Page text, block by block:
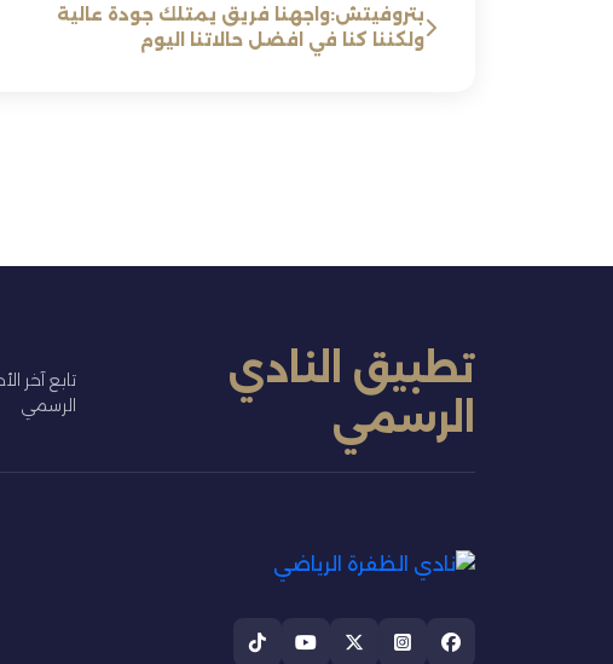
بتروفيتش:واجهنا فريق يمتلك جودة عالية
ولكننا كنا في افضل حالاتنا اليوم
تطبيق النادي
الرسمي
تابع آخر
الرسمي